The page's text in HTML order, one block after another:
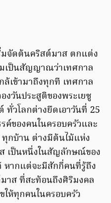
มจัดต้นคริสต์มาส ตกแต่ง
เป็นสัญญาณว่าเทศกาล
เข้ามาถึงทุกที เทศกาล
วันประสูติของพระเยซู
ทั่วโลกต่างยึดเอาวันที่ 25
ค์ของคนในครอบครัวและ
กบ้าน ต่างมีต้นไม้แห่ง
เป็นหนึ่งในสัญลักษณ์ของ
หากแต่จะมีสักกี่คนที่รู้ถึง
าส ที่สะท้อนถึงศิริมงคล
ห้ทุกคนในครอบครัว